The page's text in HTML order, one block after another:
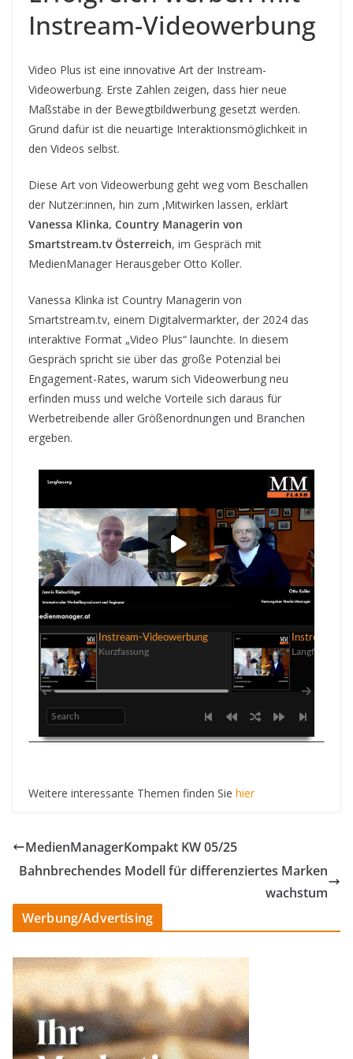
Instream-Videowerbung
Video Plus ist eine innovative Art der Instream-
Videowerbung. Erste Zahlen zeigen, dass hier neue
Maßstäbe in der Bewegtbildwerbung gesetzt werden.
Grund dafür ist die neuartige Interaktionsmöglichkeit in
den Videos selbst.
Diese Art von Videowerbung geht weg vom Beschallen
der Nutzer:innen, hin zum ‚Mitwirken lassen, erklärt
Vanessa Klinka, Country Managerin von
Smartstream.tv Österreich, im Gespräch mit
MedienManager Herausgeber Otto Koller.
Vanessa Klinka ist Country Managerin von
Smartstream.tv, einem Digitalvermarkter, der 2024 das
interaktive Format „Video Plus“ launchte. In diesem
Gespräch spricht sie über das große Potenzial bei
Engagement-Rates, warum sich Videowerbung neu
erfinden muss und welche Vorteile sich daraus für
Werbetreibende aller Größenordnungen und Branchen
ergeben.
00:00
Instream-Videowerbung
Instream-Videowerbung
Kurzfassung
Instream-
Langfassung
Weitere interessante Themen finden Sie hier
MedienManagerKompakt KW 05/25
Bahnbrechendes Modell für differenziertes Marken
wachstum
Werbung/Advertising